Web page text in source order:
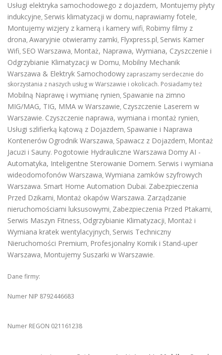
Usługi elektryka samochodowego z dojazdem, Montujemy płyty
indukcyjne, Serwis klimatyzacji w domu, naprawiamy fotele,
Montujemy wizjery z kamerą i kamery wifi, Robimy filmy z
drona, Awaryjnie otwieramy zamki, Flyxpress.pl, Serwis Kamer
Wifi, SEO Warszawa, Montaż, Naprawa, Wymiana, Czyszczenie i
Odgrzybianie Klimatyzacji w Domu, Mobilny Mechanik
Warszawa & Elektryk Samochodowy zapraszamy serdecznie do
skorzystania z naszych usług w Warszawie i okolicach. Posiadamy też
Mobilną Naprawę i wymianę rynien, Spawanie na zimno
MIG/MAG, TIG, MMA w Warszawie, Czyszczenie Laserem w
Warszawie. Czyszczenie naprawa, wymiana i montaż rynien,
Usługi szlifierką kątową z Dojazdem, Spawanie i Naprawa
Kontenerów Ogrodnik Warszawa, Spawacz z Dojazdem, Montaż
Jacuzi i Sauny. Pogotowie Hydrauliczne Warszawa Domy AI -
Automatyka, Inteligentne Sterowanie Domem. Serwis i wymiana
wideodomofonów Warszawa, Wymiana zamków szyfrowych
Warszawa. Smart Home Automation Dubai. Zabezpieczenia
Przed Dzikami, Montaż okapów Warszawa. Zarządzanie
nieruchomościami luksusowymi, Zabezpieczenia Przed Ptakami,
Serwis Maszyn Fitness, Odgrzybianie Klimatyzacji, Montaż i
Wymiana kratek wentylacyjnych, Serwis Techniczny
Nieruchomości Premium, Profesjonalny Komik i Stand-uper
Warszawa, Montujemy Suszarki w Warszawie.
Dane firmy:
Numer NIP 8792446683
Numer REGON 021161238